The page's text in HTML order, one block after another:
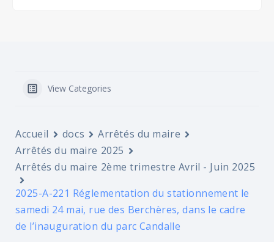
View Categories
Accueil docs
Arrêtés du maire
Arrêtés du maire 2025
Arrêtés du maire 2ème trimestre Avril - Juin 2025
2025-A-221 Réglementation du stationnement le
samedi 24 mai, rue des Berchères, dans le cadre
de l’inauguration du parc Candalle